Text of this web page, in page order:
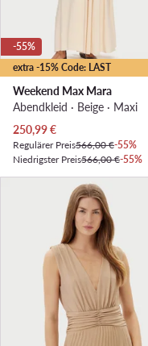
extra -15% Code: LAST
-55%
Weekend Max Mara
Abendkleid · Beige · Maxi
Aktueller Preis
250,99€
Regulärer Preis566,00 €-55%
Niedrigster Preis566,00 €-55%